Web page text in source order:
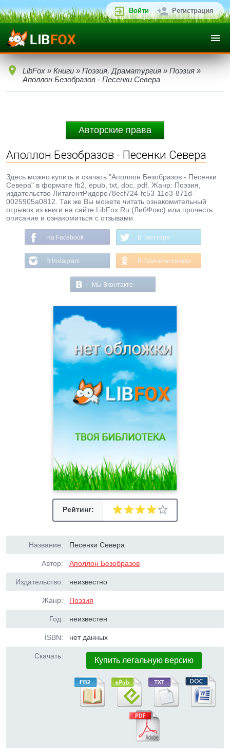
Войти Регистрация
LibFox » Книги » Поэзия, Драматургия » Поэзия »
Аполлон Безобразов - Песенки Севера
Авторские права
Аполлон Безобразов - Песенки Севера
Здесь можно купить и скачать "Аполлон Безобразов - Песенки
Севера" в формате fb2, epub, txt, doc, pdf. Жанр: Поэзия,
издательство ЛитагентРидеро78ecf724-fc53-11e3-871d-
0025905a0812. Так же Вы можете читать ознакомительный
отрывок из книги на сайте LibFox.Ru (ЛибФокс) или прочесть
описание и ознакомиться с отзывами.
На Facebook В Твиттере
В Instagram В Одноклассниках
Мы Вконтакте
Рейтинг:
Название: Песенки Севера
Автор: Аполлон Безобразов
Издательство: неизвестно
Жанр: Поэзия
Год: неизвестен
ISBN: нет данных
Скачать: Купить легальную версию